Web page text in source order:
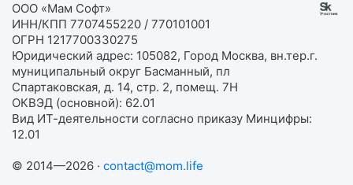
ООО «Мам Софт»
ИНН/КПП 7707455220 / 770101001
ОГРН 1217700330275
Юридический адрес: 105082, Город Москва, вн.тер.г.
муниципальный округ Басманный, пл
Спартаковская, д. 14, стр. 2, помещ. 7Н
ОКВЭД (основной): 62.01
Вид ИТ-деятельности согласно приказу Минцифры:
12.01
© 2014—2026 · contact@mom.life